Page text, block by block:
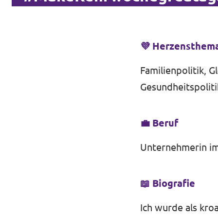
💜
Familienpolitik,
💼 Beruf
Unternehmerin
📖 Biografie
Ich wurde als